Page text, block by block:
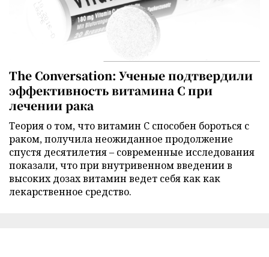
The Conversation: Ученые подтвердили
эффективность витамина C при
лечении рака
Теория о том, что витамин C способен бороться с
раком, получила неожиданное продолжение
спустя десятилетия – современные исследования
показали, что при внутривенном введении в
высоких дозах витамин ведет себя как как
лекарственное средство.